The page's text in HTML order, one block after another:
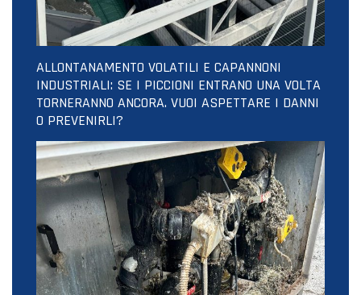
ALLONTANAMENTO VOLATILI E CAPANNONI
INDUSTRIALI: SE I PICCIONI ENTRANO UNA VOLTA
TORNERANNO ANCORA. VUOI ASPETTARE I DANNI
O PREVENIRLI?